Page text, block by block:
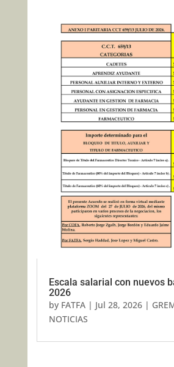
Escala salarial con nuevos
2026
by FATFA| Jul 28, 2026|
NOTICIAS